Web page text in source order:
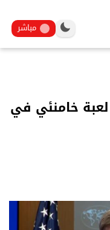
مباشر
خامنئي في